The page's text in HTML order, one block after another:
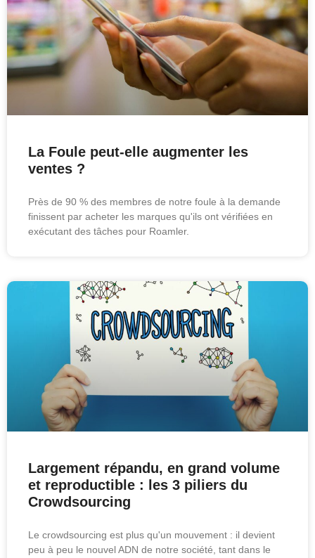
La Foule peut-elle augmenter les
ventes ?
Près de 90 % des membres de notre foule à la demande
finissent par acheter les marques qu'ils ont vérifiées en
exécutant des tâches pour Roamler.
Largement répandu, en grand volume
et reproductible : les 3 piliers du
Crowdsourcing
Le crowdsourcing est plus qu'un mouvement : il devient
peu à peu le nouvel ADN de notre société, tant dans le